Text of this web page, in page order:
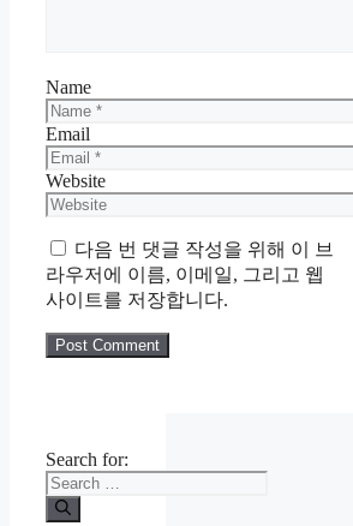
Name
Email
Website
다음 번 댓글 작성을 위해 이 브
라우저에 이름, 이메일, 그리고 웹
사이트를 저장합니다.
Search for: